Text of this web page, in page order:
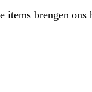
brengen ons